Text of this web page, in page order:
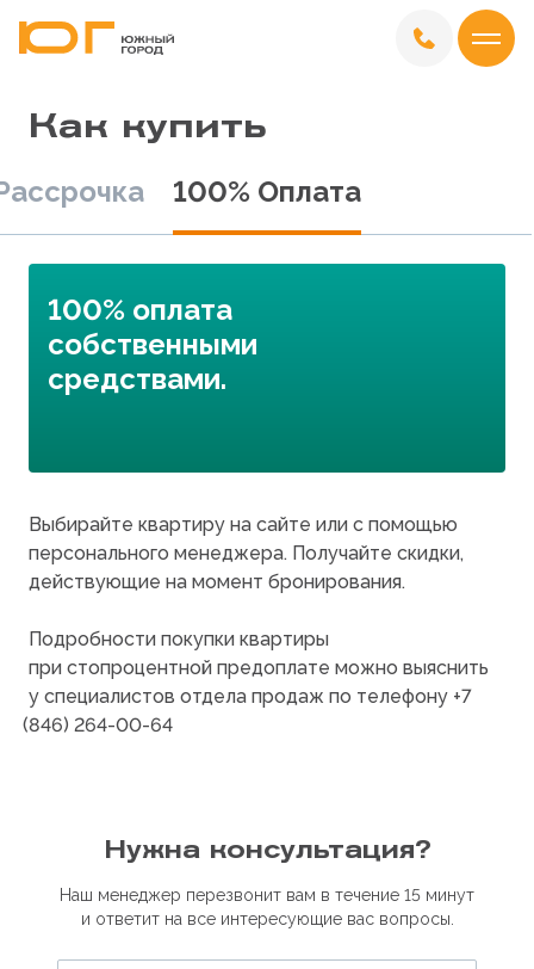
Как купить
100% Оплата
100% оплата
собственными
средствами.
Выбирайте квартиру на сайте или с помощью
персонального менеджера. Получайте скидки,
действующие на момент бронирования.
Подробности покупки квартиры
при стопроцентной предоплате можно выяснить
у специалистов отдела продаж по телефону +7
(846) 264-00-64
Нужна консультация?
Наш менеджер перезвонит вам в течение 15 минут
и ответит на все интересующие вас вопросы.